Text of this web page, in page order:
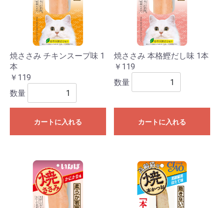
焼ささみ チキンスープ味 1
本
￥119
数量
カートに入れる
焼ささみ 本格鰹だし味 1本
￥119
数量
カートに入れる